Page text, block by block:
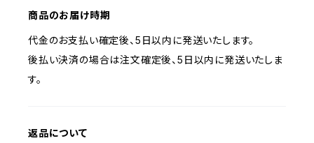
商品のお届け時期
代金のお支払い確定後、5日以内に発送いたします。
後払い決済の場合は注文確定後、5日以内に発送いたしま
す。
返品について